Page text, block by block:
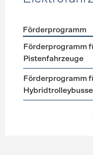
Förderprogramme
Förderprogramm
Förderprogramm
Pistenfahrzeuge
Förderprogramm
Hybridtrolleybusse